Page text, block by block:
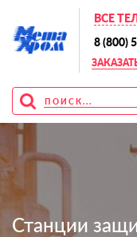
ВСЕ
8 (800)
Станции